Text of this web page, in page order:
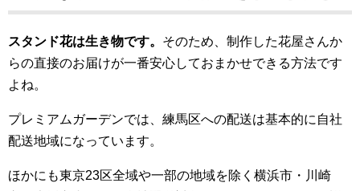
スタンド花は生き物です。 そのため、制作した花屋さんか
らの直接のお届けが一番安心しておまかせできる方法です
よね。
プレミアムガーデンでは、練馬区への配送は基本的に自社
配送地域になっています。
ほかにも東京23区全域や一部の地域を除く横浜市・川崎